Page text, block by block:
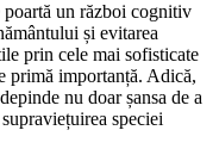
un război cognitiv
și evitarea
prin cele mai sofisticate
primă importanță. Adică,
nu doar șansa de a
speciei